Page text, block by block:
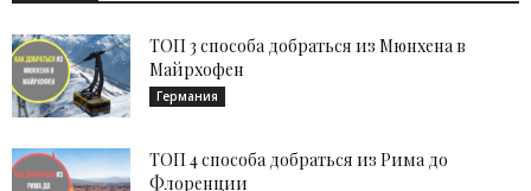
ТОП 3 способа добраться из Мюнхена в
Майрхофен
Германия
ТОП 4 способа добраться из Рима до
Флоренции